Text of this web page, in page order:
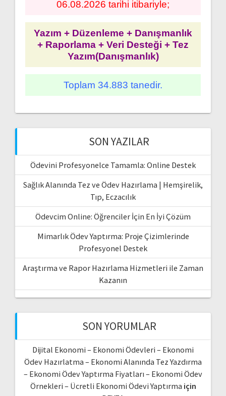
06.08.2026 tarihi itibariyle;
Yazım + Düzenleme + Danışmanlık
+ Raporlama + Veri Desteği + Tez
Yazım(Danışmanlık)
Toplam 34.883 tanedir.
SON YAZILAR
Ödevini Profesyonelce Tamamla: Online Destek
Sağlık Alanında Tez ve Ödev Hazırlama | Hemşirelik,
Tıp, Eczacılık
Ödevcim Online: Öğrenciler İçin En İyi Çözüm
Mimarlık Ödev Yaptırma: Proje Çizimlerinde
Profesyonel Destek
Araştırma ve Rapor Hazırlama Hizmetleri ile Zaman
Kazanın
SON YORUMLAR
Dijital Ekonomi – Ekonomi Ödevleri – Ekonomi
Ödev Hazırlatma – Ekonomi Alanında Tez Yazdırma
– Ekonomi Ödev Yaptırma Fiyatları – Ekonomi Ödev
Örnekleri – Ücretli Ekonomi Ödevi Yaptırma için